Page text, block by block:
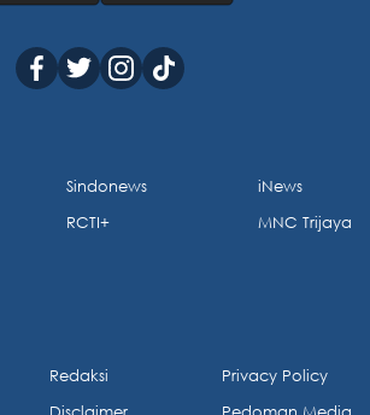
Sindonews
RCTI+
iNews
MNC Trijaya
Redaksi
Privacy Policy